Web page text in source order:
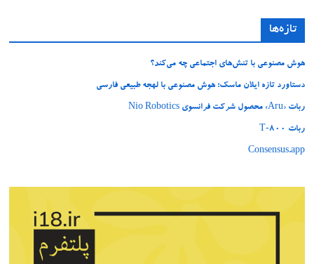
تازه‌ها
هوش مصنوعی با تنش‌های اجتماعی چه می‌کند؟
دستاورد تازه ایلان ماسک؛ هوش مصنوعی با لهجه طبیعی فارسی
ربات «Aru» محصول شرکت فرانسوی Nio Robotics
ربات T‑800
Consensus.app